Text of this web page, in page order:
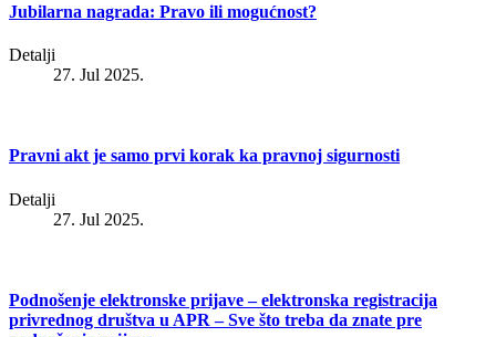
Jubilarna nagrada: Pravo ili mogućnost?
Detalji
27. Jul 2025.
Pravni akt je samo prvi korak ka pravnoj sigurnosti
Detalji
27. Jul 2025.
Podnošenje elektronske prijave – elektronska registracija
privrednog društva u APR – Sve što treba da znate pre